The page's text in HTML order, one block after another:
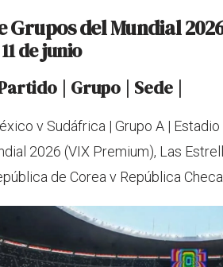
Grupos del Mundial
de junio
| Grupo | Sede |
v Sudáfrica | Grupo A |
2026 (VIX Premium), Las
de Corea v República